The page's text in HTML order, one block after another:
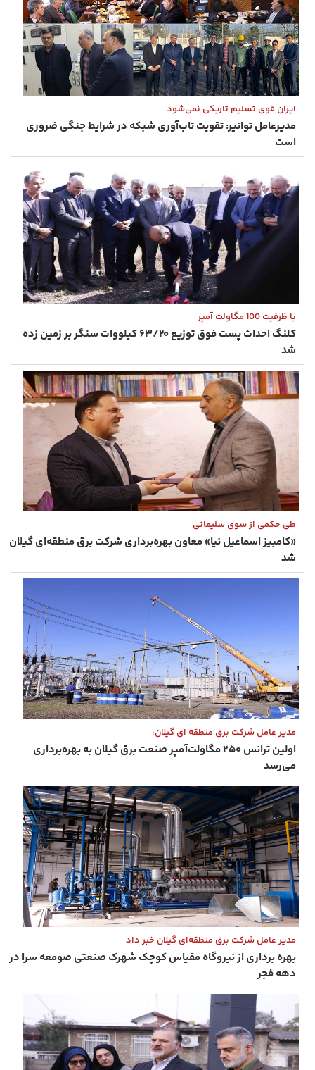
ایران قوی تسلیم تاریکی نمی‌شود
مدیرعامل توانیر: تقویت تاب‌آوری شبکه در شرایط جنگی ضروری
است
با ظرفیت 100 مگاولت آمپر
کلنگ احداث پست فوق توزیع ۶۳/۲۰ کیلووات سنگر بر زمین زده
شد
طی حکمی از سوی سلیمانی
«کامبیز اسماعیل‌ نیا» معاون بهره‌برداری شرکت برق منطقه‌ای گیلان
شد
مدیر عامل شرکت برق منطقه ای گیلان:
اولین ترانس ۲۵۰ مگاولت‌آمپر صنعت برق گیلان به بهره‌برداری
می‌رسد
مدیر عامل شرکت برق منطقه‌ای گیلان خبر داد
بهره برداری از نیروگاه مقیاس کوچک شهرک صنعتی صومعه‌ سرا در
دهه فجر